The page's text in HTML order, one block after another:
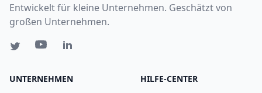
Entwickelt für kleine Unternehmen. Geschätzt von
großen Unternehmen.
UNTERNEHMEN HILFE-CENTER